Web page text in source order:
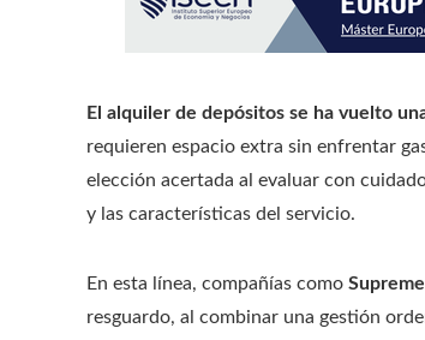
El alquiler de depósitos se ha vuelto
requieren espacio extra sin enfrentar
elección acertada al evaluar con
y las características del servicio.
En esta línea, compañías como
resguardo, al combinar una gestión